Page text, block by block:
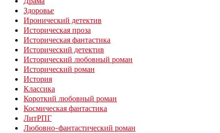
Здоровье
Иронический детектив
Историческая проза
Историческая фантастика
Исторический детектив
Исторический любовный роман
Исторический роман
История
Классика
Короткий любовный роман
Космическая фантастика
ЛитРПГ
Любовно-фантастический роман